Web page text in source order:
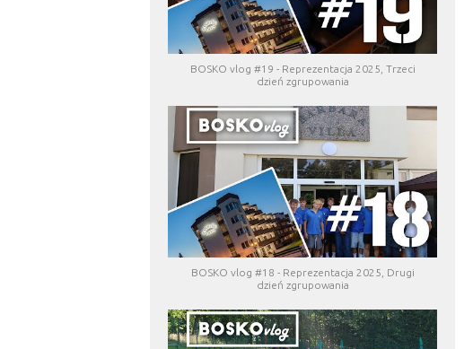
BOSKO vlog #19 - Reprezentacja 2025, Trzeci
dzień zgrupowania
BOSKO vlog #18 - Reprezentacja 2025, Drugi
dzień zgrupowania